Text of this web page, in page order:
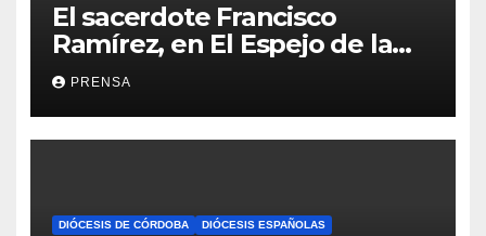
El sacerdote Francisco
Ramírez, en El Espejo de la
Iglesia
PRENSA
DIÓCESIS DE CÓRDOBA DIÓCESIS ESPAÑOLAS